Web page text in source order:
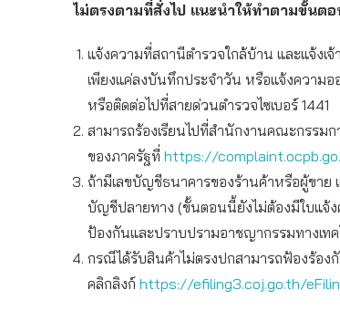
ไม่ตรงตามที่สั่งไป แนะนำให้ทำตามขั้นต
แจ้งความที่สถานีตำรวจใกล้บ้าน และแจ้งเ
เพียงแค่ลงบันทึกประจำวัน หรือแจ้งความ
หรือติดต่อไปที่สายด่วนตำรวจไซเบอร์ 1441
สามารถร้องเรียนไปที่สำนักงานคณะกรรม
ของภาครัฐที่ https://
ถ้ามีเลขบัญชีธนาคารของร้านค้าหรือผู้ขาย
บัญชีปลายทาง (ขั้นตอนนี้ยังไม่ต้องมีใบแจ้ง
ป้องกันและปราบปรามอาชญากรรมทางเทค
กรณีได้รับสินค้าไม่ตรงปกสามารถฟ้องร้อง
คลิกลิงก์ https://efiling3.coj.go.th/